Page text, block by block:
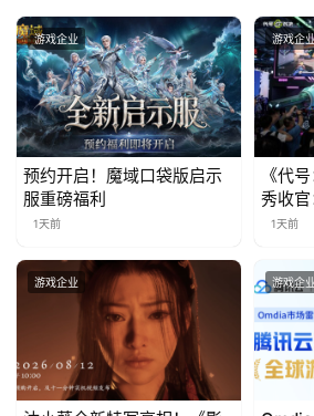
7
月
3
0
日
茶
接
会
游戏企业
预约开启！魔域口袋版启示
服重磅福利
1天前
游戏企
《代
秀收官
家的
1天前
游戏企业 游戏企业